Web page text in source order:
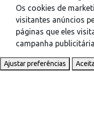
Os cookies de
visitantes anúncios
páginas que eles
campanha
Ajustar preferências